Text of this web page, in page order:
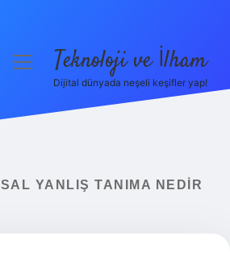
menüyüTeknoloji ve İlham
Dijital dünyada neşeli keşifler yap!
YANLIŞ TANIMA NEDIR